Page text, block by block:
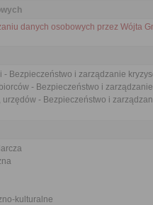
danych osobowych przez Wójta
- Bezpieczeństwo i zarządzanie
- Bezpieczeństwo i
urzędów - Bezpieczeństwo i
kulturalne